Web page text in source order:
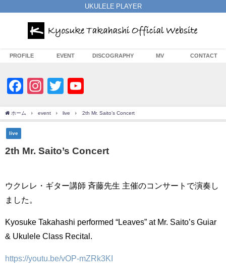
UKULELE PLAYER
PROFILE EVENT DISCOGRAPHY MV CONTACT
Facebook
Instagram
Twitter
ホーム event live 2th Mr. Saito’s Concert
live
2th Mr. Saito’s Concert
ウクレレ・ギター講師 斉藤先生 主催のコンサートで演奏し
ました。
Kyosuke Takahashi performed “Leaves” at Mr. Saito’s Guiar
& Ukulele Class Recital.
https://youtu.be/vOP-mZRk3KI